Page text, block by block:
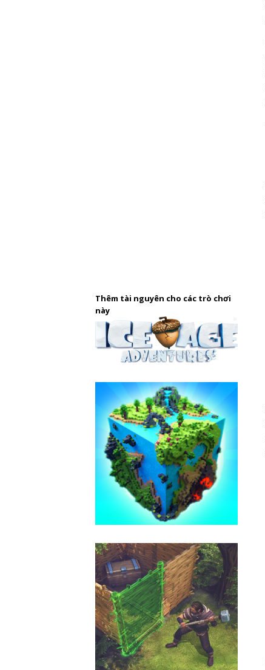
Thêm tài nguyên cho các trò chơi
này